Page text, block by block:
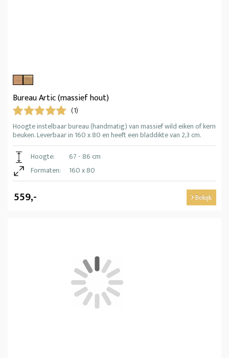
Bureau Artic (massief hout)
(1)
Hoogte instelbaar bureau (handmatig) van massief wild eiken of kern
beuken. Leverbaar in 160 x 80 en heeft een bladdikte van 2,3 cm.
Hoogte:
67 - 86 cm
Formaten:
160 x 80
559,- Bekijk